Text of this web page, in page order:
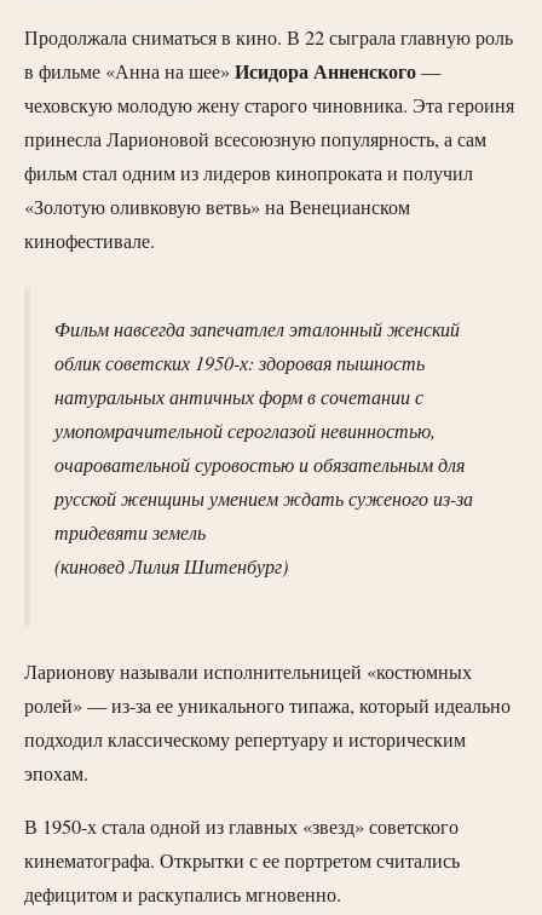
Продолжала сниматься в кино. В 22 сыграла главную роль
в фильме «Анна на шее» Исидора Анненского—
чеховскую молодую жену старого чиновника. Эта героиня
принесла Ларионовой всесоюзную популярность, а сам
фильм стал одним из лидеров кинопроката и получил
«Золотую оливковую ветвь» на Венецианском
кинофестивале.
Фильм навсегда запечатлел эталонный женский
облик советских 1950-х: здоровая пышность
натуральных античных форм в сочетании с
умопомрачительной сероглазой невинностью,
очаровательной суровостью и обязательным для
русской женщины умением ждать суженого из-за
тридевяти земель
(киновед Лилия Шитенбург)
Ларионову называли исполнительницей «костюмных
ролей» — из-за ее уникального типажа, который идеально
подходил классическому репертуару и историческим
эпохам.
В 1950-х стала одной из главных «звезд» советского
кинематографа. Открытки с ее портретом считались
дефицитом и раскупались мгновенно.